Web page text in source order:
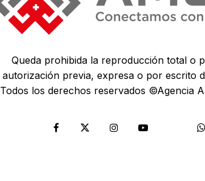
Queda prohibida la reproducción total o
autorización previa, expresa o por escrito
Todos los derechos reservados ©Agencia